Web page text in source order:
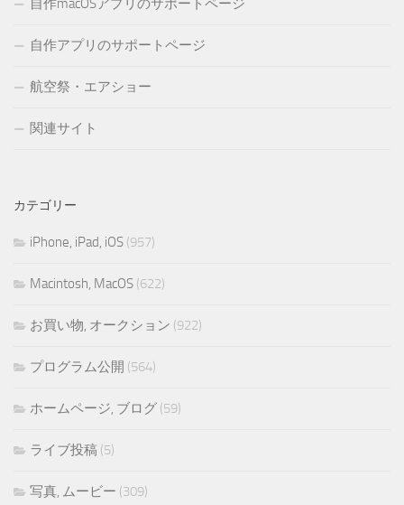
自作macOSアプリのサポートページ
自作アプリのサポートページ
航空祭・エアショー
関連サイト
カテゴリー
iPhone, iPad, iOS (957)
Macintosh, MacOS (622)
お買い物, オークション (922)
プログラム公開 (564)
ホームページ, ブログ (59)
ライブ投稿 (5)
写真, ムービー (309)